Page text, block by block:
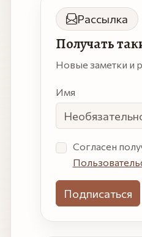
Рассылка
Получать
Новые заметки и
Имя
человек
заполнять
это поле.
Согласен